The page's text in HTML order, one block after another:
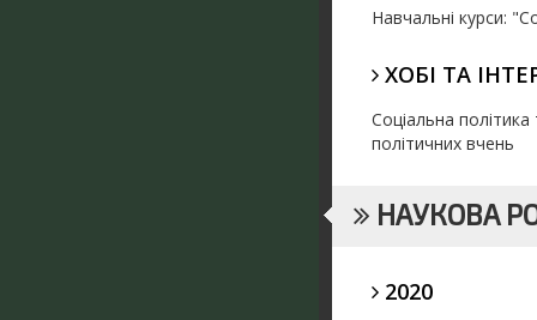
Навчальні курси:
ХОБІ ТА
Соціальна політика
політичних вчень
НАУКОВА
2020